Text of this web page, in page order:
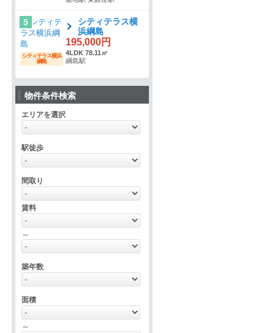
5
シティテラス横浜
綱島
シティテラス横
浜綱島
195,000円
4LDK 78.11㎡
綱島駅
物件条件検索
エリアを選択
駅徒歩
間取り
賃料
～
築年数
面積
～